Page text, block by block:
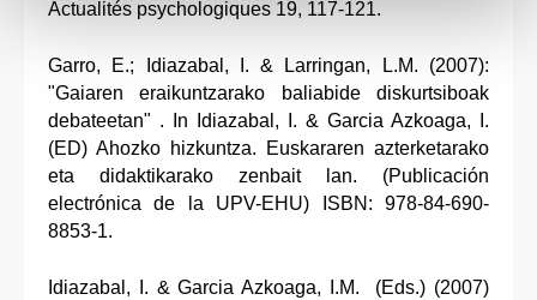
Actualités psychologiques 19, 117-121.
Garro, E.; Idiazabal, I. & Larringan, L.M. (2007):
"Gaiaren eraikuntzarako baliabide diskurtsiboak
debateetan" . In Idiazabal, I. & Garcia Azkoaga, I.
(ED) Ahozko hizkuntza. Euskararen azterketarako
eta didaktikarako zenbait lan. (Publicación
electrónica de la UPV-EHU) ISBN: 978-84-690-
8853-1.
Idiazabal, I. & Garcia Azkoaga, I.M. (Eds.) (2007)